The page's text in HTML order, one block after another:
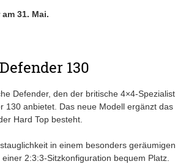
31. Mai.
130
Defender, den der britische 4×4-Spezialist
130 anbietet. Das neue Modell ergänzt das
Hard Top besteht.
in einem besonders geräumigen
2:3:3-Sitzkonfiguration bequem Platz.